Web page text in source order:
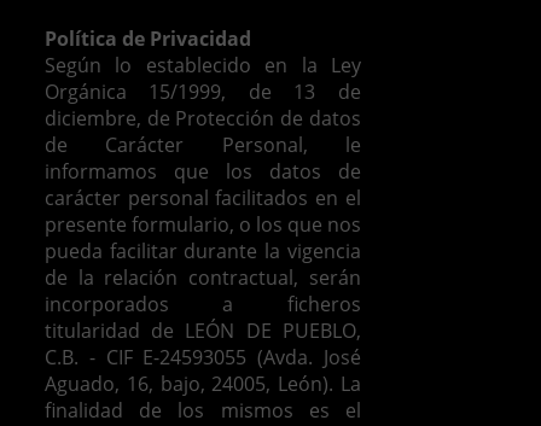
Política de Privacidad
Según lo establecido en la Ley
Orgánica 15/1999, de 13 de
diciembre, de Protección de datos
de Carácter Personal, le
informamos que los datos de
carácter personal facilitados en el
presente formulario, o los que nos
pueda facilitar durante la vigencia
de la relación contractual, serán
incorporados a ficheros
titularidad de LEÓN DE PUEBLO,
C.B. - CIF E-24593055 (Avda. José
Aguado, 16, bajo, 24005, León). La
finalidad de los mismos es el